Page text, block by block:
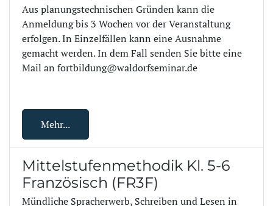
Aus planungstechnischen Gründen kann die
Anmeldung bis 3 Wochen vor der Veranstaltung
erfolgen. In Einzelfällen kann eine Ausnahme
gemacht werden. In dem Fall senden Sie bitte eine
Mail an fortbildung@waldorfseminar.de
Mehr...
Mittelstufenmethodik Kl. 5-6
Französisch (FR3F)
Mündliche Spracherwerb, Schreiben und Lesen in